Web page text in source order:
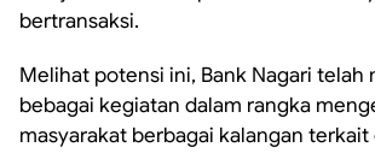
bertransaksi.
Melihat potensi ini, Bank Nagari telah
bebagai kegiatan dalam rangka
masyarakat berbagai kalangan terkait